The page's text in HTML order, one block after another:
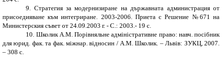
9.
Стратегия за модернизиране на държавната администрация от
присоедияване към интегриране. 2003-2006. Приета с Решение №671 на
Министерския съвет от 24.09.2003 г. - С.: 2003.- 19 с
10. Школик А.М. Порівняльне адміністративне право: навч. посібник
для юрид. фак. та фак. міжнар. відносин / А.М. Школик. – Львів: ЗУКЦ, 2007.
– 308 с.